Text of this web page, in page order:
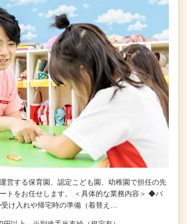
営する保育園、認定こども園、幼稚園で担任の先
トをお任せします。 ＜具体的な業務内容＞ ◆バ
け入れや帰宅時の準備（着替え…